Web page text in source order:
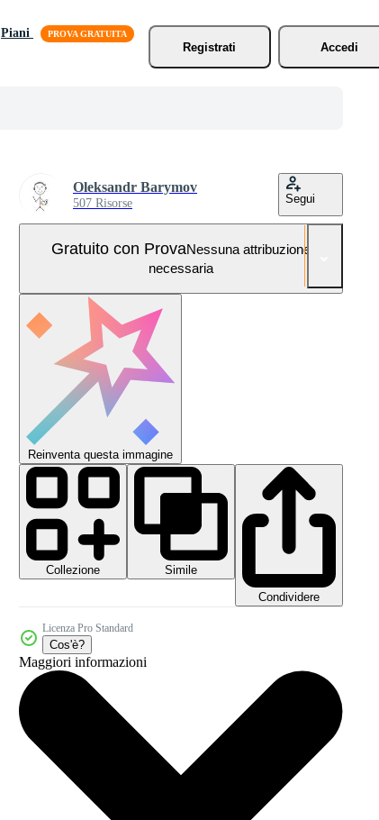
Piani
Registrati
Accedi
Oleksandr Barymov
507 Risorse Segui
Gratuito con ProvaNessuna attribuzione
necessaria
Reinventa questa immagine
Collezione
Simile
Condividere
Licenza Pro Standard
Cos'è?
Maggiori informazioni